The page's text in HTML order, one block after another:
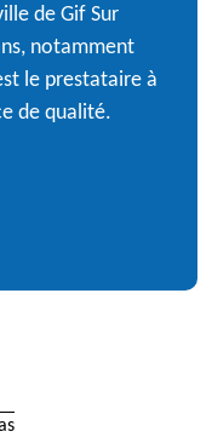
de Gif Sur
notamment
le prestataire à
de qualité.